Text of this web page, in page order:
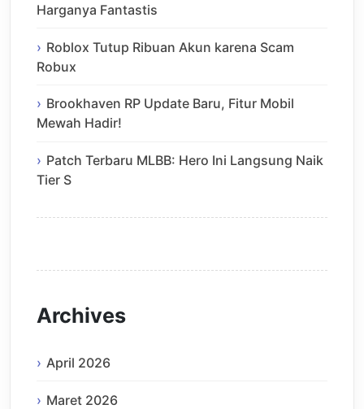
Harganya Fantastis
Roblox Tutup Ribuan Akun karena Scam
Robux
Brookhaven RP Update Baru, Fitur Mobil
Mewah Hadir!
Patch Terbaru MLBB: Hero Ini Langsung Naik
Tier S
Archives
April 2026
Maret 2026